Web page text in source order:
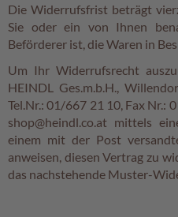
V
e
g
n
P
i
s
c
h
Die Widerrufsfrist beträgt
Sie oder ein von Ihnen
Beförderer ist, die Waren in
Um Ihr Widerrufsrecht
HEINDL Ges.m.b.H.,
Tel.Nr.: 01/667 21 10, Fax Nr.:
shop@heindl.co.at mittels
einem mit der Post
anweisen, diesen Vertrag zu
das nachstehende Muster-